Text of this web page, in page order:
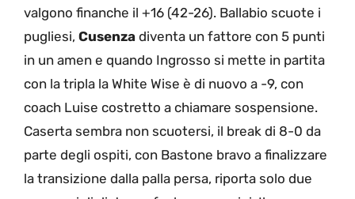
valgono finanche il +16 (42-26). Ballabio scuote i
pugliesi, Cusenza diventa un fattore con 5 punti
in un amen e quando Ingrosso si mette in partita
con la tripla la White Wise è di nuovo a -9, con
coach Luise costretto a chiamare sospensione.
Caserta sembra non scuotersi, il break di 8-0 da
parte degli ospiti, con Bastone bravo a finalizzare
la transizione dalla palla persa, riporta solo due